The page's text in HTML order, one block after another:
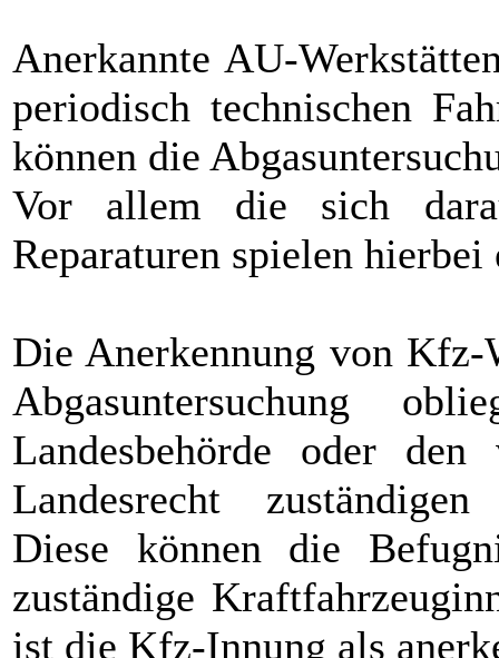
Anerkannte AU-
periodisch technischen
können die
Vor allem die sich
Reparaturen spielen
Die Anerkennung von Kfz-
Abgasuntersuchung
Landesbehörde oder
Landesrecht
Diese können die
zuständige
ist die Kfz-Innung als